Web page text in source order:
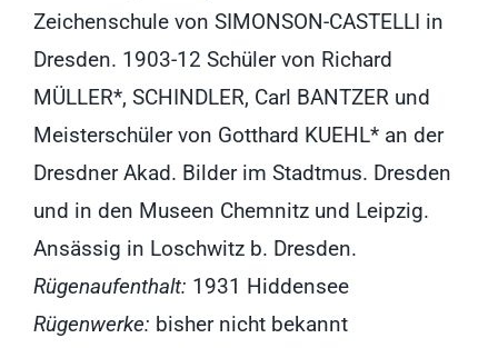
Zeichenschule von SIMONSON-CASTELLI in
Dresden. 1903-12 Schüler von Richard
MÜLLER*, SCHINDLER, Carl BANTZER und
Meisterschüler von Gotthard KUEHL* an der
Dresdner Akad. Bilder im Stadtmus. Dresden
und in den Museen Chemnitz und Leipzig.
Ansässig in Loschwitz b. Dresden.
Rügenaufenthalt: 1931 Hiddensee
Rügenwerke: bisher nicht bekannt